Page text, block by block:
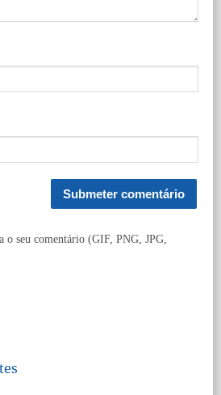
o seu comentário (GIF, PNG, JPG,